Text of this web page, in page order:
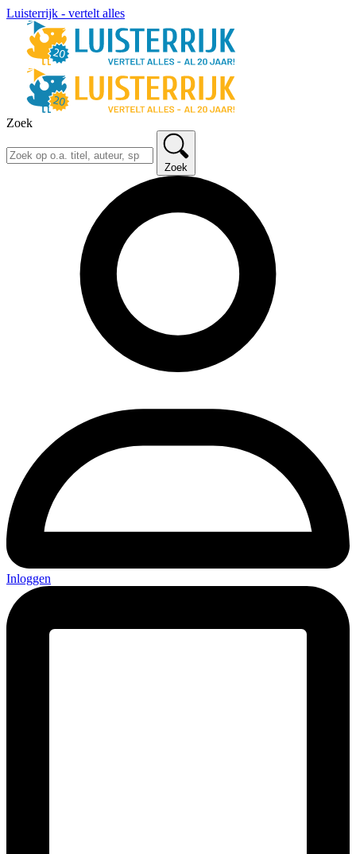
Luisterrijk - vertelt alles
Zoek
Zoek
Inloggen